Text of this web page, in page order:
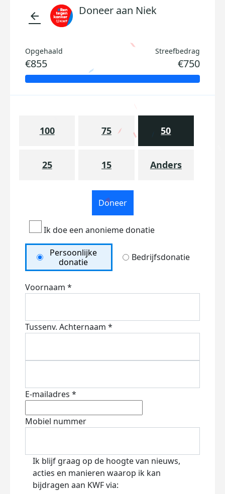
arrow_back Doneer aan Niek
Opgehaald
€855
Streefbedrag
€750
100 75 50
25 15 Anders
Doneer
Ik doe een anonieme donatie
Persoonlijke
donatie
Bedrijfsdonatie
Voornaam *
Tussenv. Achternaam *
E-mailadres *
Mobiel nummer
Ik blijf graag op de hoogte van nieuws,
acties en manieren waarop ik kan
bijdragen aan KWF via: